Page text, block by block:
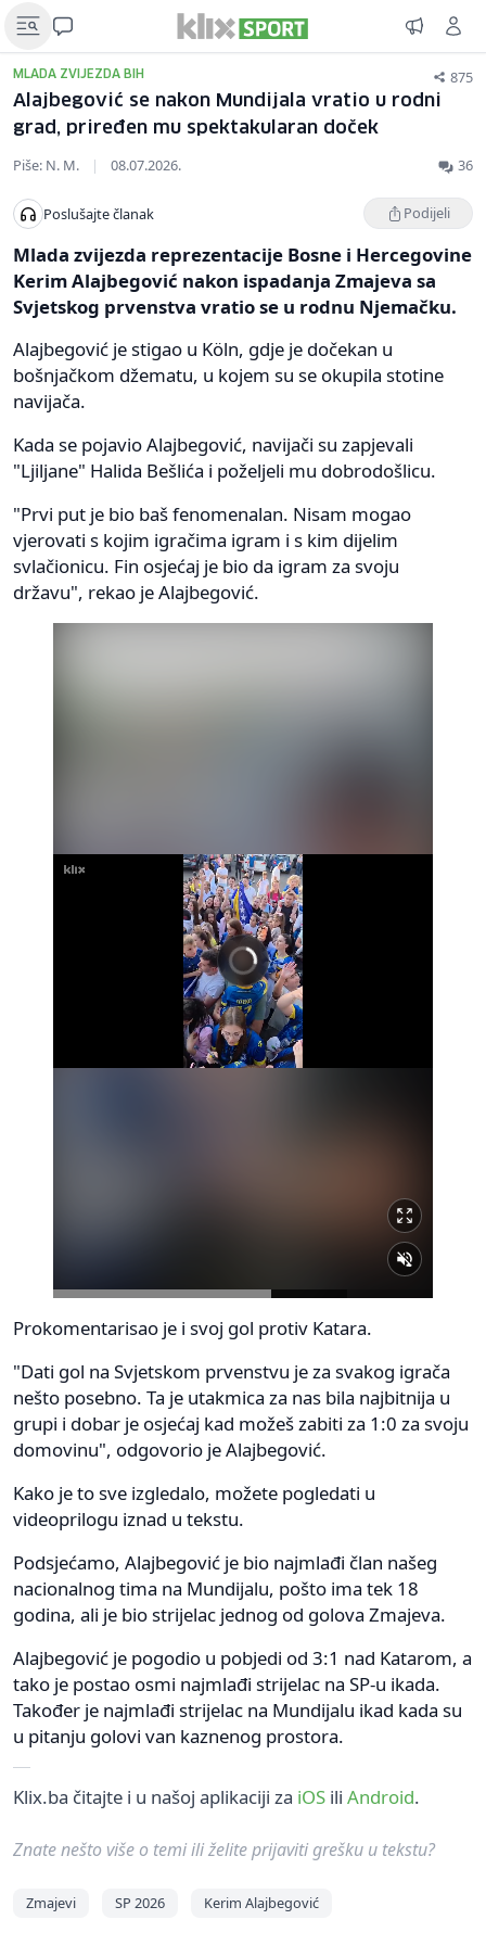
MLADA ZVIJEZDA BIH 875
Alajbegović se nakon Mundijala vratio u rodni
grad, priređen mu spektakularan doček
Piše: N. M. | 08.07.2026. 36
Poslušajte članak Podijeli
Mlada zvijezda reprezentacije Bosne i Hercegovine
Kerim Alajbegović nakon ispadanja Zmajeva sa
Svjetskog prvenstva vratio se u rodnu Njemačku.
Alajbegović je stigao u Köln, gdje je dočekan u
bošnjačkom džematu, u kojem su se okupila stotine
navijača.
Kada se pojavio Alajbegović, navijači su zapjevali
"Ljiljane" Halida Bešlića i poželjeli mu dobrodošlicu.
"Prvi put je bio baš fenomenalan. Nisam mogao
vjerovati s kojim igračima igram i s kim dijelim
svlačionicu. Fin osjećaj je bio da igram za svoju
državu", rekao je Alajbegović.
Prokomentarisao je i svoj gol protiv Katara.
"Dati gol na Svjetskom prvenstvu je za svakog igrača
nešto posebno. Ta je utakmica za nas bila najbitnija u
grupi i dobar je osjećaj kad možeš zabiti za 1:0 za svoju
domovinu", odgovorio je Alajbegović.
Kako je to sve izgledalo, možete pogledati u
videoprilogu iznad u tekstu.
Podsjećamo, Alajbegović je bio najmlađi član našeg
nacionalnog tima na Mundijalu, pošto ima tek 18
godina, ali je bio strijelac jednog od golova Zmajeva.
Alajbegović je pogodio u pobjedi od 3:1 nad Katarom, a
tako je postao osmi najmlađi strijelac na SP-u ikada.
Također je najmlađi strijelac na Mundijalu ikad kada su
u pitanju golovi van kaznenog prostora.
Klix.ba čitajte i u našoj aplikaciji za iOS ili Android.
Znate nešto više o temi ili želite prijaviti grešku u tekstu?
Zmajevi SP 2026 Kerim Alajbegović